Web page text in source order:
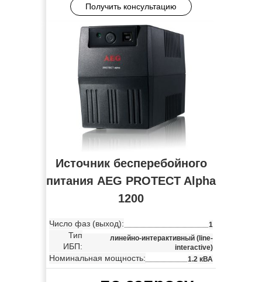
Получить консультацию
Источник бесперебойного
питания AEG PROTECT Alpha
1200
Число фаз (выход): 1
Тип
ИБП:
линейно-интерактивный (line-
interactive)
Номинальная мощность: 1.2 кВА